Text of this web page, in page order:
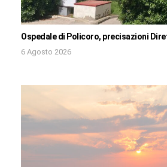
Ospedale di Policoro, precisazioni
6 Agosto 2026